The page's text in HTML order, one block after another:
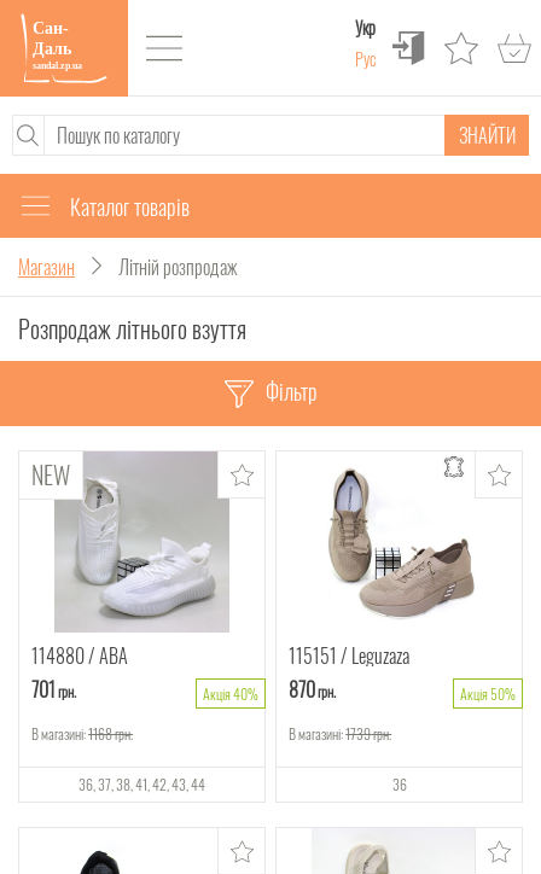
Укр
Рус
ЗНАЙТИ
Каталог товарів
Магазин Літній розпродаж
Розпродаж літнього взуття
Фільтр
114880 ABA
701грн.
Акція 40%
В магазині:1168грн.
36 37 38 41 42 43 44
115151
Leguzaza
870грн.
Акція 50%
В магазині:1739грн.
36